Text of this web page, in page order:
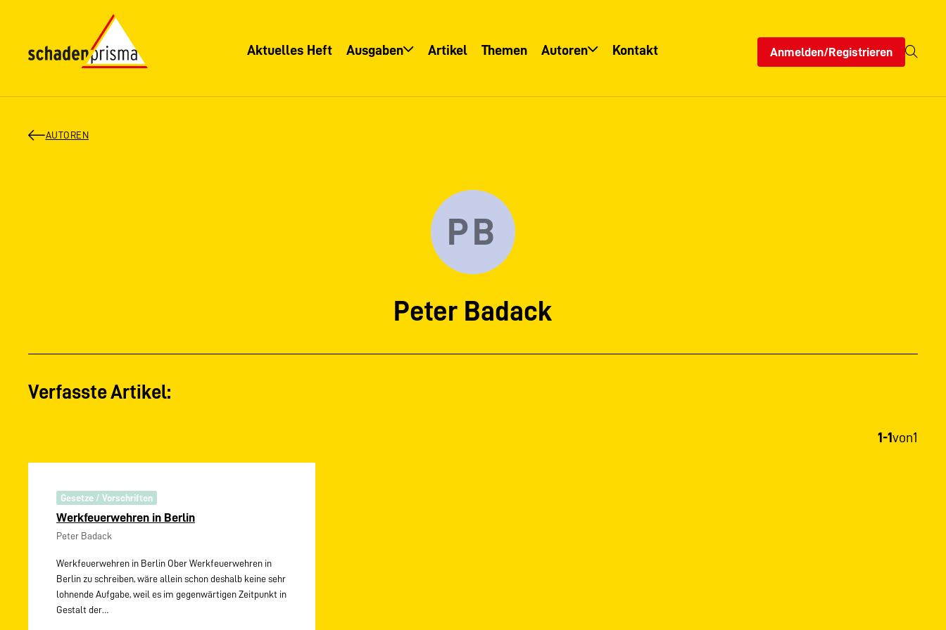
Aktuelles Heft Ausgaben Artikel Themen Autoren Kontakt Anmelden/Registrieren
AUTOREN
PB
Peter Badack
Verfasste Artikel:
1-1 von1
Gesetze / Vorschriften
Werkfeuerwehren in Berlin
Peter Badack
Werkfeuerwehren in Berlin Ober Werkfeuerwehren in
Berlin zu schreiben, wäre allein schon deshalb keine sehr
lohnende Aufgabe, weil es im gegenwärtigen Zeitpunkt in
Gestalt der…